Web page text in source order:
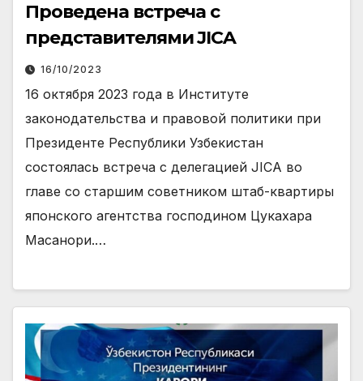
Проведена встреча с
представителями JICA
16/10/2023
16 октября 2023 года в Институте
законодательства и правовой политики при
Президенте Республики Узбекистан
состоялась встреча с делегацией JICA во
главе со старшим советником штаб-квартиры
японского агентства господином Цукахара
Масанори.…